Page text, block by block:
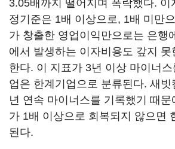
3.05배까지 떨어지며 폭락했다. 이
정기준은 1배 이상으로, 1배 미만
가 창출한 영업이익만으로는 은행
에서 발생하는 이자비용도 갚지 못
한다. 이 지표가 3년 이상 마이너스
업은 한계기업으로 분류된다. 새
년 연속 마이너스를 기록했기 때
가 1배 이상으로 회복되지 않으면
된다.